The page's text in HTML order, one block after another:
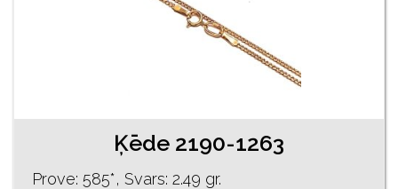
Ķēde 2190-1263
Prove: 585*, Svars: 2.49 gr.